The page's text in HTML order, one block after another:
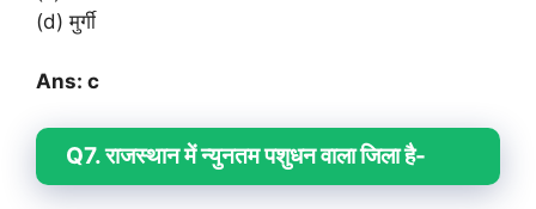
(d) मुर्गी
Ans: c
Q7. राजस्थान में न्युनतम पशुधन वाला जिला है-